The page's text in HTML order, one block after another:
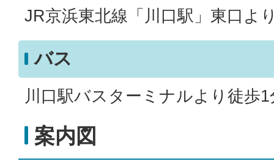
JR京浜東北線「川口駅」東口よ
バス
川口駅バスターミナルより徒歩1
案内図